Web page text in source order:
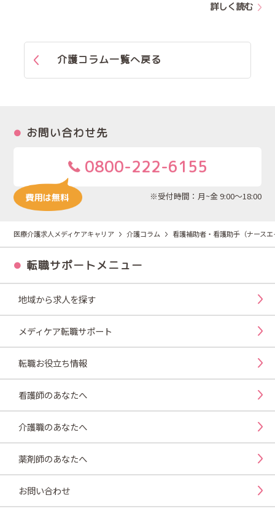
詳しく読む
介護コラム一覧へ戻る
お問い合わせ先
0800-222-6155
※受付時間：月~金 9:00～18:00
医療介護求人メディケアキャリア 介護コラム 看護補助者・看護助手（ナース
転職サポートメニュー
地域から求人を探す
メディケア転職サポート
転職お役立ち情報
看護師のあなたへ
介護職のあなたへ
薬剤師のあなたへ
お問い合わせ